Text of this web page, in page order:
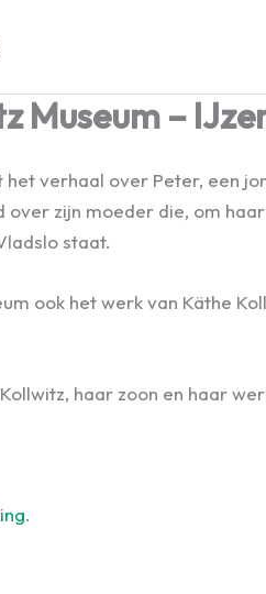
Museum –
verhaal over Peter, een
over zijn moeder die, om
staat.
ook het werk van Käthe
haar zoon en haar
.